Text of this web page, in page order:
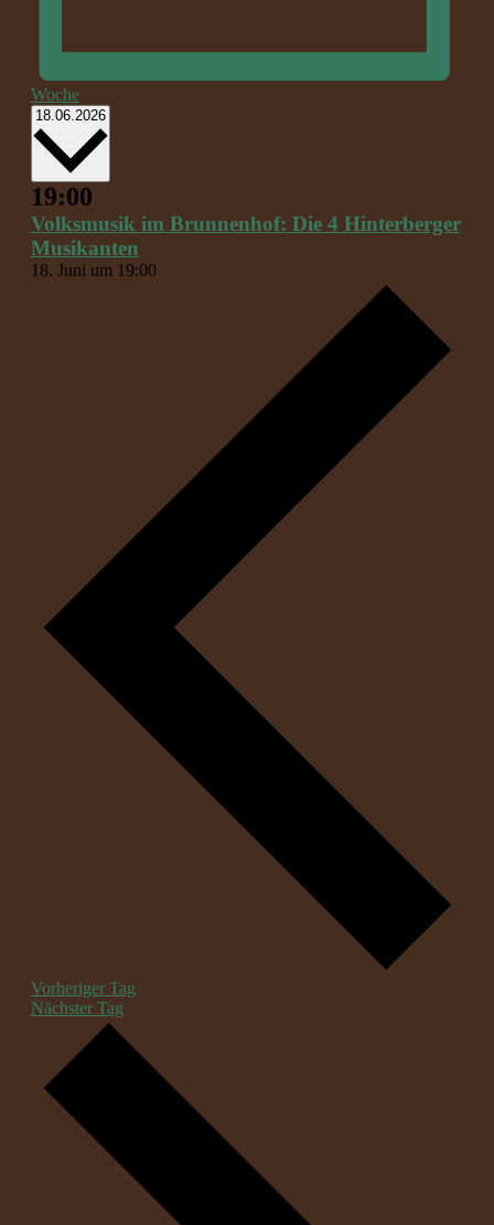
Woche
18.06.2026 Datum
19:00
Volksmusik im Brunnenhof: Die 4 Hinterberger
Musikanten
18. Juni um 19:00
Vorheriger Tag
Nächster Tag